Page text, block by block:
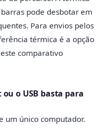
pode desbotar em
Para envios pelos
térmica é a opção
comparativo
o USB basta para
um único computador.